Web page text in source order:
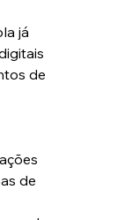
já
de
de